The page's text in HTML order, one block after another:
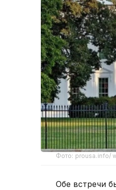
Фото: prousa.info/
Обе встречи